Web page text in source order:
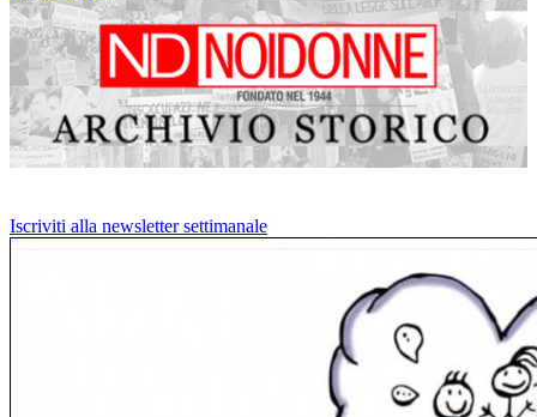
Iscriviti alla newsletter settimanale